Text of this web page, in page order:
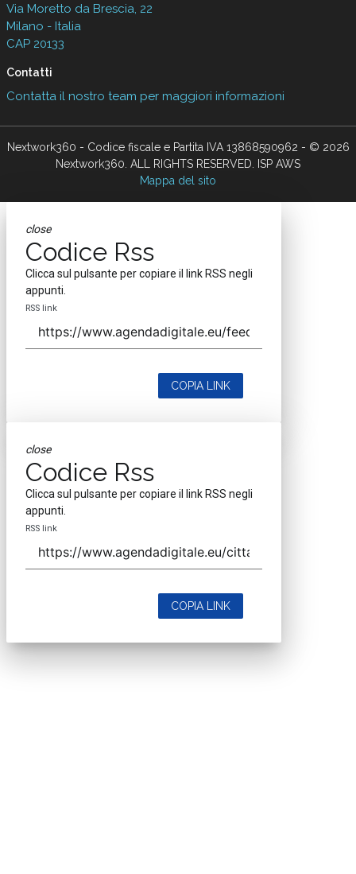
Via Moretto da Brescia, 22
Milano - Italia
CAP 20133
Contatti
Contatta il nostro team per maggiori informazioni
Nextwork360 - Codice fiscale e Partita IVA 13868590962 - © 2026
Nextwork360. ALL RIGHTS RESERVED. ISP AWS
Mappa del sito
close
Codice Rss
Clicca sul pulsante per copiare il link RSS negli
appunti.
RSS link
COPIA LINK
close
Codice Rss
Clicca sul pulsante per copiare il link RSS negli
appunti.
RSS link
COPIA LINK